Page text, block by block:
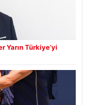
Yarın Türkiye’yi